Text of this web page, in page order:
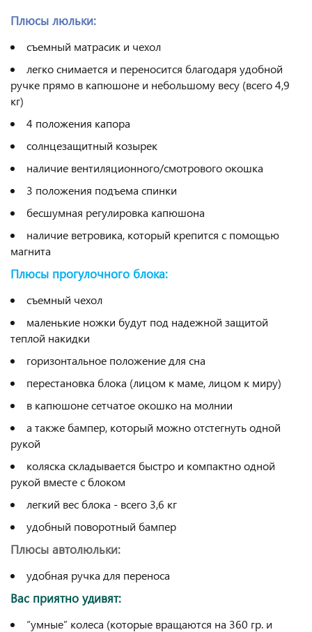
Плюсы люльки:
съемный матрасик и чехол
легко снимается и переносится благодаря удобной
ручке прямо в капюшоне и небольшому весу (всего 4,9
кг)
4 положения капора
солнцезащитный козырек
наличие вентиляционного/смотрового окошка
3 положения подъема спинки
бесшумная регулировка капюшона
наличие ветровика, который крепится с помощью
магнита
Плюсы прогулочного блока:
съемный чехол
маленькие ножки будут под надежной защитой
теплой накидки
горизонтальное положение для сна
перестановка блока (лицом к маме, лицом к миру)
в капюшоне сетчатое окошко на молнии
а также бампер, который можно отстегнуть одной
рукой
коляска складывается быстро и компактно одной
рукой вместе с блоком
легкий вес блока - всего 3,6 кг
удобный поворотный бампер
Плюсы автолюльки:
удобная ручка для переноса
Вас приятно удивят:
“умные” колеса (которые вращаются на 360 гр. и